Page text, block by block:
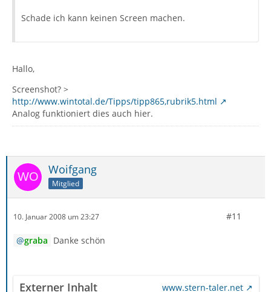
Schade ich kann keinen Screen machen.
Hallo,
Screenshot? >
http://www.wintotal.de/Tipps/tipp865,rubrik5.html
Analog funktioniert dies auch hier.
Woifgang
Mitglied
10. Januar 2008 um 23:27 #11
graba Danke schön
Externer Inhalt www.stern-taler.net